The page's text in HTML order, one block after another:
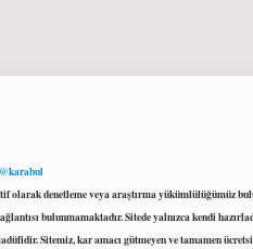
olarak denetleme veya araştırma yükümlülüğümüz
bulunmamaktadır. Sitede yalnızca kendi
Sitemiz, kar amacı gütmeyen ve tamamen